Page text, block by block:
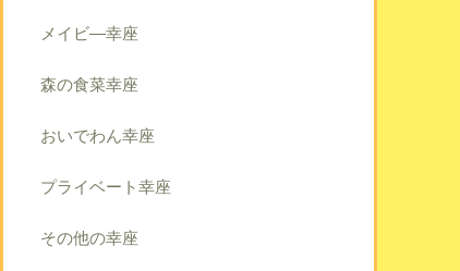
メイビ―幸座
森の食菜幸座
おいでわん幸座
プライベート幸座
その他の幸座